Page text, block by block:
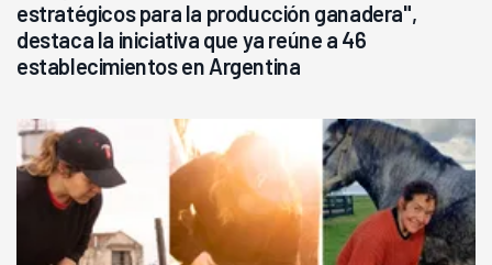
estratégicos para la producción ganadera",
destaca la iniciativa que ya reúne a 46
establecimientos en Argentina